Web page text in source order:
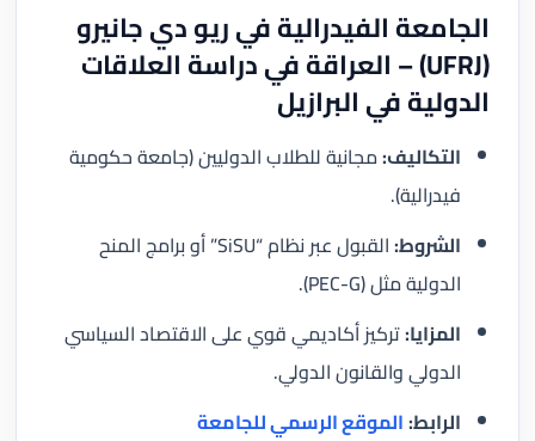
الجامعة الفيدرالية في ريو دي جانيرو
(UFRJ) – العراقة في دراسة العلاقات
الدولية في البرازيل
التكاليف:مجانية للطلاب الدوليين (جامعة حكومية
فيدرالية).
الشروط:
القبول عبر نظام “SiSU” أو برامج المنح
الدولية مثل (PEC-G).
المزايا:تركيز أكاديمي قوي على الاقتصاد السياسي
الدولي والقانون الدولي.
الرابط:الموقع الرسمي للجامعة